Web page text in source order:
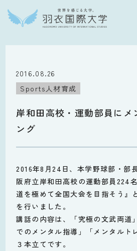
2016.08.26
Sports人材育成
岸和田高校・運動部員にメ
ング
2016年8月24日、本学野球部・部
阪府立岸和田高校の運動部員224
道を極めて全国大会を目指そう』
を行いました。
講話の内容は、「究極の文武両道
でのメンタル指導」「メンタルト
３本立てです。